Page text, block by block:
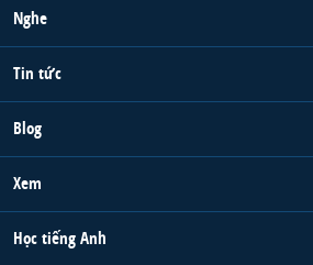
Nghe
Tin tức
Blog
Xem
Học tiếng Anh